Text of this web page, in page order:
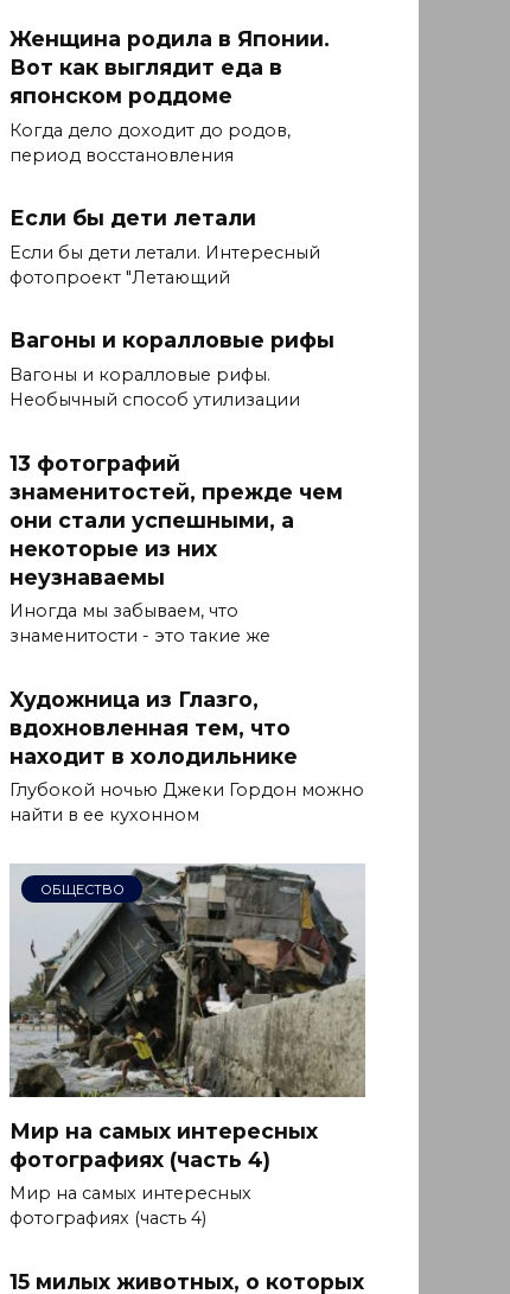
Женщина родила в Японии.
Вот как выглядит еда в
японском роддоме
Когда дело доходит до родов,
период восстановления
Если бы дети летали
Если бы дети летали. Интересный
фотопроект "Летающий
Вагоны и коралловые рифы
Вагоны и коралловые рифы.
Необычный способ утилизации
13 фотографий
знаменитостей, прежде чем
они стали успешными, а
некоторые из них
неузнаваемы
Иногда мы забываем, что
знаменитости - это такие же
Художница из Глазго,
вдохновленная тем, что
находит в холодильнике
Глубокой ночью Джеки Гордон можно
найти в ее кухонном
ОБЩЕСТВО
Мир на самых интересных
фотографиях (часть 4)
Мир на самых интересных
фотографиях (часть 4)
15 милых животных, о которых